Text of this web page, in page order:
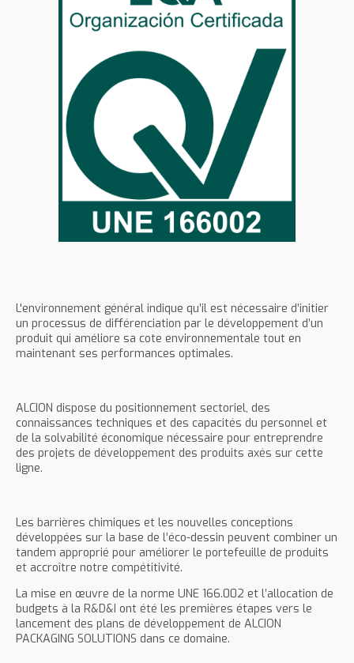
L'environnement général indique qu’il est nécessaire d’initier
un processus de différenciation par le développement d’un
produit qui améliore sa cote environnementale tout en
maintenant ses performances optimales.
ALCION dispose du positionnement sectoriel, des
connaissances techniques et des capacités du personnel et
de la solvabilité économique nécessaire pour entreprendre
des projets de développement des produits axés sur cette
ligne.
Les barrières chimiques et les nouvelles conceptions
développées sur la base de l’éco-dessin peuvent combiner un
tandem approprié pour améliorer le portefeuille de produits
et accroître notre compétitivité.
La mise en œuvre de la norme UNE 166.002 et l’allocation de
budgets à la R&D&I ont été les premières étapes vers le
lancement des plans de développement de ALCION
PACKAGING SOLUTIONS dans ce domaine.